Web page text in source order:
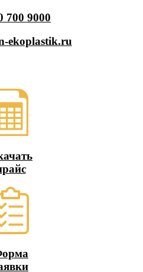
700 9000
ekoplastik.ru